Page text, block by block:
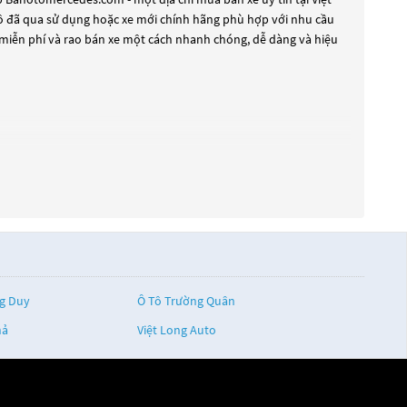
qua sử dụng hoặc xe mới chính hãng phù hợp với nhu cầu
phí và rao bán xe một cách nhanh chóng, dễ dàng và hiệu
đáp ứng nhu cầu đó, các dòng
là các dòng xe mới với thiết kế hiện đại và công nghệ tiên
Duy
Ô Tô Trường Quân
Việt Long Auto